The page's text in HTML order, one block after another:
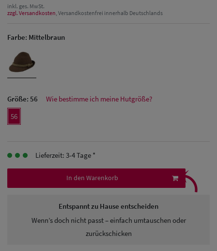
Herren UV-
Schutz Caps
Herren
Sonnenschilder
& Visoren
inkl. ges. MwSt.
zzgl. Versandkosten , Versandkostenfrei innerhalb Deutschlands
Farbe: Mittelbraun
Größe: 56
Wie bestimme ich meine Hutgröße?
56
Lieferzeit: 3-4 Tage *
In den Warenkorb
Entspannt zu Hause entscheiden
Wenn’s doch nicht passt – einfach umtauschen oder
zurückschicken
⤹